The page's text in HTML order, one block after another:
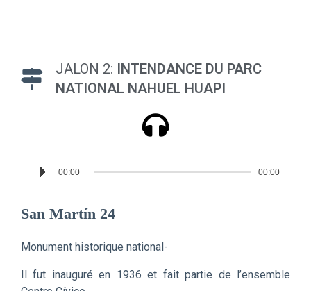
JALON 2: INTENDANCE DU PARC
NATIONAL NAHUEL HUAPI
Reproductor
00:00 00:00
San Martín 24
Monument historique national-
Il fut inauguré en 1936 et fait partie de l’ensemble